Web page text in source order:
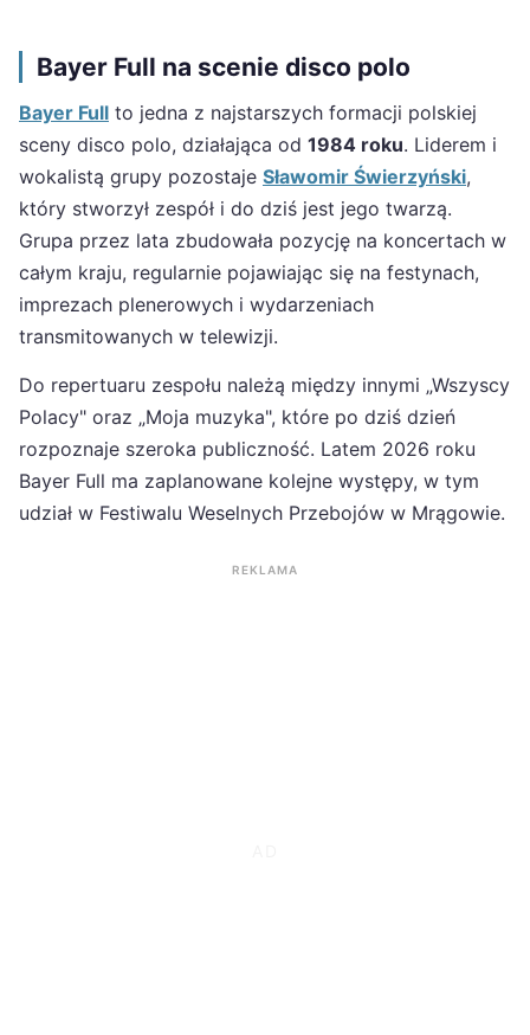
Bayer Full na scenie disco polo
Bayer Full to jedna z najstarszych formacji polskiej
sceny disco polo, działająca od 1984 roku. Liderem i
wokalistą grupy pozostaje Sławomir Świerzyński,
który stworzył zespół i do dziś jest jego twarzą.
Grupa przez lata zbudowała pozycję na koncertach w
całym kraju, regularnie pojawiając się na festynach,
imprezach plenerowych i wydarzeniach
transmitowanych w telewizji.
Do repertuaru zespołu należą między innymi „Wszyscy
Polacy" oraz „Moja muzyka", które po dziś dzień
rozpoznaje szeroka publiczność. Latem 2026 roku
Bayer Full ma zaplanowane kolejne występy, w tym
udział w Festiwalu Weselnych Przebojów w Mrągowie.
REKLAMA